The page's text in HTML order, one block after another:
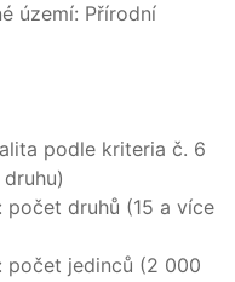
území: Přírodní
podle kriteria č. 6
počet druhů (15 a více
počet jedinců (2 000